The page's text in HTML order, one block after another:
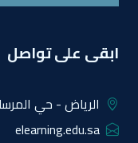
ابقى على تواصل
الرياض - حي
elearning.edu.sa